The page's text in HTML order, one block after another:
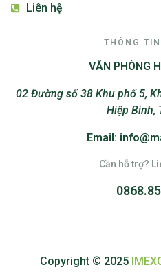
Liên hệ
THÔNG
VĂN PHÒNG
02 Đường số 38 Khu phố 5,
Hiệp Bình,
Email:
Cần hỗ trợ?
Copyright © 2025